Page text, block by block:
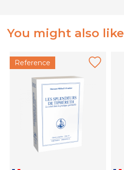
You might also like
Reference